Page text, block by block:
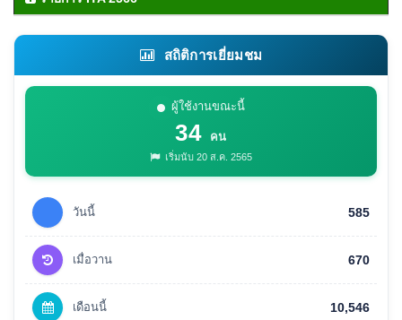
สถิติการเยี่ยมชม
ผู้ใช้งานขณะนี้
34 คน
เริ่มนับ 20 ส.ค. 2565
วันนี้ 585
เมื่อวาน 670
เดือนนี้ 10,546